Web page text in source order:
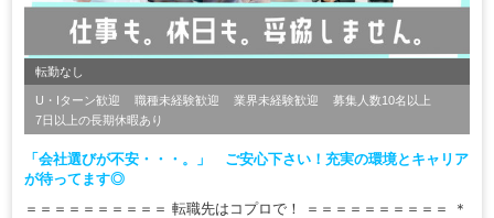
転勤なし
U・Iターン歓迎 職種未経験歓迎 業界未経験歓迎
募集人数10名以上
7日以上の長期休暇あり
「会社選びが不安・・・。」 ご安心下さい！充実の環境とキャリア
が待ってます◎
＝＝＝＝＝＝＝＝＝＝ 転職先はコプロで！ ＝＝＝＝＝＝＝＝＝＝ ＊